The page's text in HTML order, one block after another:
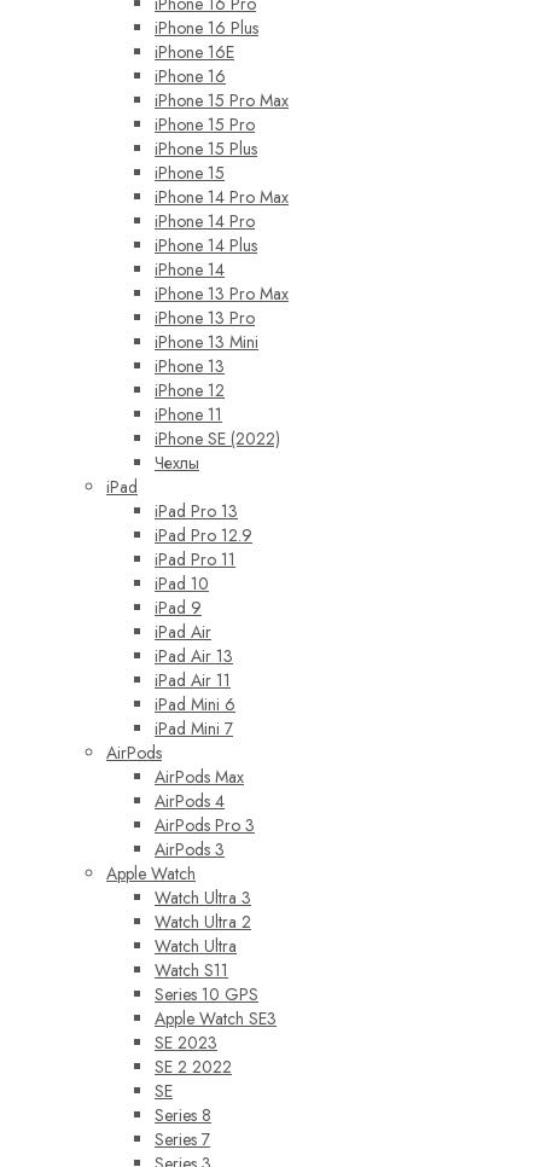
iPhone 16 Plus
iPhone 16E
iPhone 16
iPhone 15 Pro Max
iPhone 15 Pro
iPhone 15 Plus
iPhone 15
iPhone 14 Pro Max
iPhone 14 Pro
iPhone 14 Plus
iPhone 14
iPhone 13 Pro Max
iPhone 13 Pro
iPhone 13 Mini
iPhone 13
iPhone 12
iPhone 11
iPhone SE (2022)
Чехлы
iPad
iPad Pro 13
iPad Pro 12.9
iPad Pro 11
iPad 10
iPad 9
iPad Air
iPad Air 13
iPad Air 11
iPad Mini 6
iPad Mini 7
AirPods
AirPods Max
AirPods 4
AirPods Pro 3
AirPods 3
Apple Watch
Watch Ultra 3
Watch Ultra 2
Watch Ultra
Watch S11
Series 10 GPS
Apple Watch SE3
SE 2023
SE 2 2022
SE
Series 8
Series 7